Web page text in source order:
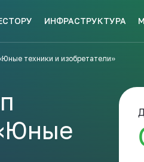
ИНФРАСТРУКТУРА
техники и изобретатели»
НАВИГАТОР